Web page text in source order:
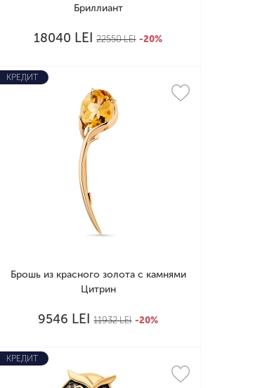
Бриллиант
18040 LEI 22550LEI -20%
КРЕДИТ
Брошь из красного золота с камнями
Цитрин
9546 LEI 11932LEI -20%
КРЕДИТ